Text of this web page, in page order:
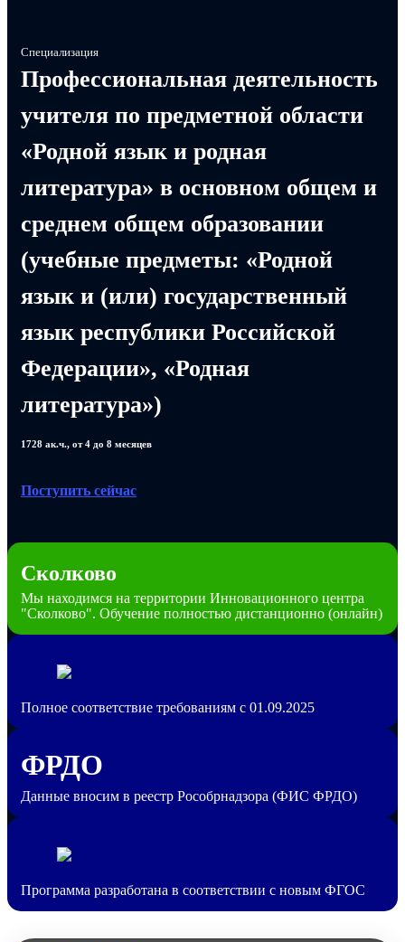
Специализация
Профессиональная деятельность
учителя по предметной области
«Родной язык и родная
литература» в основном общем и
среднем общем образовании
(учебные предметы: «Родной
язык и (или) государственный
язык республики Российской
Федерации», «Родная
литература»)
1728 ак.ч., от 4 до 8 месяцев
Поступить сейчас
Сколково
Мы находимся на территории Инновационного центра
"Сколково". Обучение полностью дистанционно (онлайн)
Полное соответствие требованиям с 01.09.2025
ФРДО
Данные вносим в реестр Рособрнадзора (ФИС ФРДО)
Программа разработана в соответствии с новым ФГОС